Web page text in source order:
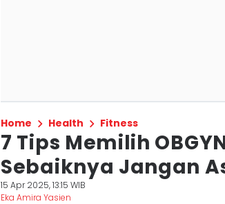
Home Health Fitness
7 Tips Memilih
Sebaiknya Jangan
15 Apr 2025, 13:15 WIB
Eka Amira Yasien